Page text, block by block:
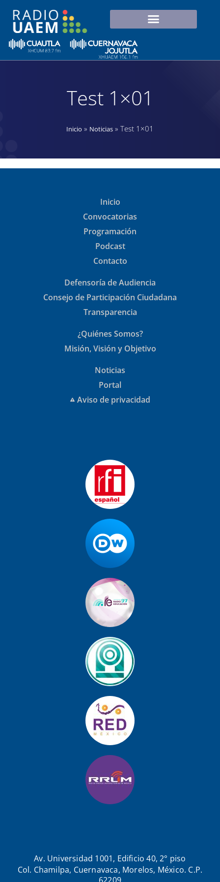
Test 1×01
Inicio » Noticias » Test 1×01
Inicio
Convocatorias
Programación
Podcast
Contacto
Defensoría de Audiencia
Consejo de Participación Ciudadana
Transparencia
¿Quiénes Somos?
Misión, Visión y Objetivo
Noticias
Portal
Aviso de privacidad
Av. Universidad 1001, Edificio 40, 2° piso
Col. Chamilpa, Cuernavaca, Morelos, México. C.P.